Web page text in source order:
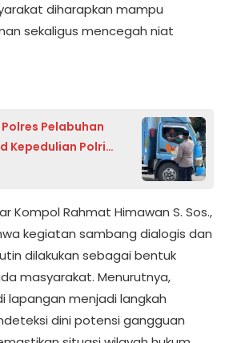
diharapkan mampu
sekaligus mencegah niat
Pelabuhan
Kepedulian Polri
Ojol, dan
Kompol Rahmat Himawan S. Sos.,
kegiatan sambang dialogis dan
dilakukan sebagai bentuk
masyarakat. Menurutnya,
lapangan menjadi langkah
dini potensi gangguan